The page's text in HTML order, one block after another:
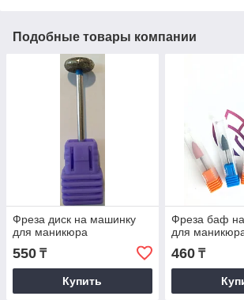
Подобные товары компании
Фреза диск на машинку
для маникюра
550 ₸
Купить
Фреза баф
для
460₸